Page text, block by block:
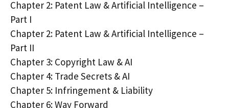
Chapter 2: Patent Law & Artificial Intelligence –
Part I
Chapter 2: Patent Law & Artificial Intelligence –
Part II
Chapter 3: Copyright Law & AI
Chapter 4: Trade Secrets & AI
Chapter 5: Infringement & Liability
Chapter 6: Way Forward